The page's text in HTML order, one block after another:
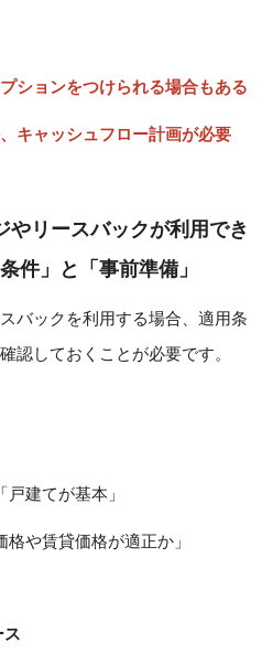
ションをつけられる場合もある
キャッシュフロー計画が必要
やリースバックが利用でき
件」と「事前準備」
バックを利用する場合、適用条
認しておくことが必要です。
建てが基本」
や賃貸価格が適正か」
ス